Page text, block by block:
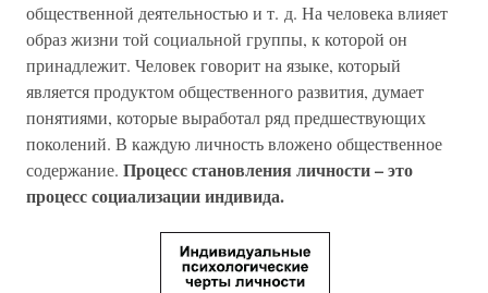
общественной деятельностью и т. д. На человека влияет
образ жизни той социальной группы, к которой он
принадлежит. Человек говорит на языке, который
является продуктом общественного развития, думает
понятиями, которые выработал ряд предшествующих
поколений. В каждую личность вложено общественное
содержание. Процесс становления личности – это
процесс социализации индивида.